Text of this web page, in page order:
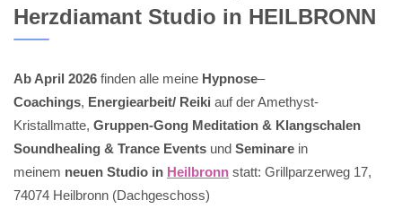
Herzdiamant Studio in HEILBRONN
Ab April 2026 finden alle meine Hypnose–
Coachings, Energiearbeit/ Reiki auf der Amethyst-
Kristallmatte, Gruppen-Gong Meditation & Klangschalen
Soundhealing & Trance Events und Seminare in
meinem neuen Studio in Heilbronn statt: Grillparzerweg 17,
74074 Heilbronn (Dachgeschoss)